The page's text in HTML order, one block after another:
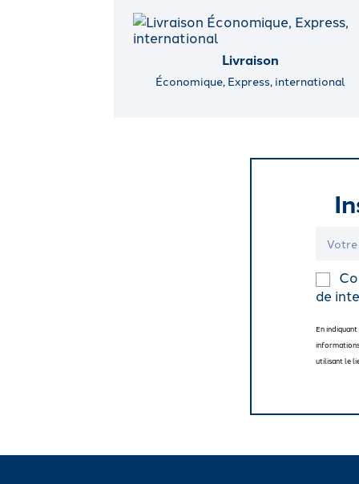
Livraison
Économique, Express, international
de
En
utilisant le